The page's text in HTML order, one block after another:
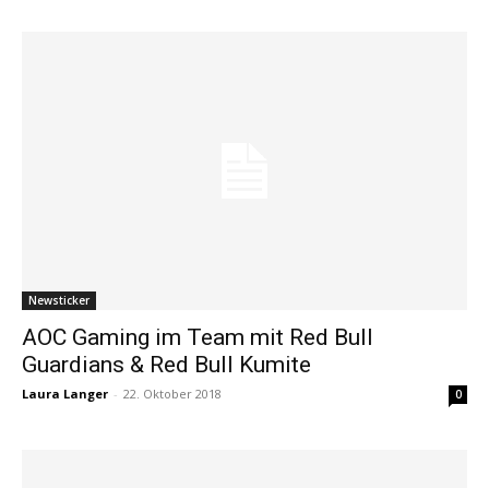
Newsticker
AOC Gaming im Team mit Red Bull
Guardians & Red Bull Kumite
Laura Langer - 22. Oktober 2018 0